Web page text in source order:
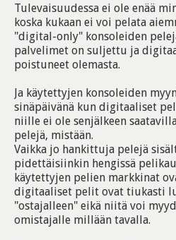
Tulevaisuudessa ei ole enää
koska kukaan ei voi pelata
"digital-only" konsoleiden
palvelimet on suljettu ja
poistuneet olemasta.
Ja käytettyjen konsoleiden
sinäpäivänä kun digitaaliset
niille ei ole senjälkeen
pelejä, mistään.
Vaikka jo hankittuja pelejä
pidettäisiinkin hengissä
käytettyjen pelien markkinat
digitaaliset pelit ovat tiukasti
"ostajalleen" eikä niitä voi
omistajalle millään tavalla.